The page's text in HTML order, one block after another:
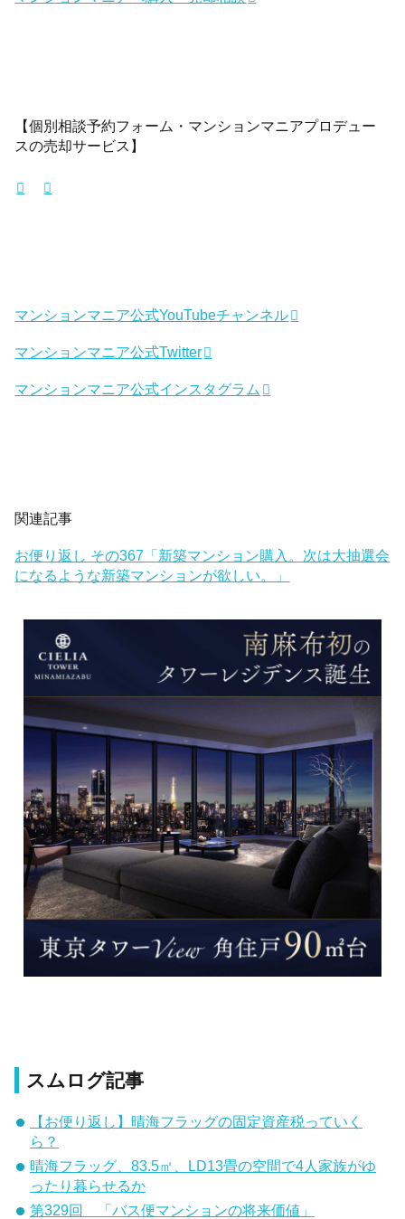
【個別相談予約フォーム・マンションマニアプロデュー
スの売却サービス】
マンションマニア公式YouTubeチャンネル
マンションマニア公式Twitter
マンションマニア公式インスタグラム
関連記事
お便り返し その367「新築マンション購入。次は大抽選会
になるような新築マンションが欲しい。」
スムログ記事
【お便り返し】晴海フラッグの固定資産税っていく
ら？
晴海フラッグ、83.5㎡、LD13畳の空間で4人家族がゆ
ったり暮らせるか
第329回 「バス便マンションの将来価値」